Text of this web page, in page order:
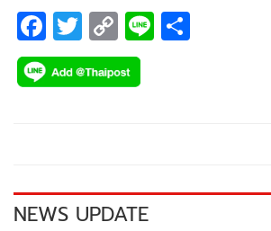
F
ac
e
k
T
wi
tt
C
o
p
k
Li
NEWS UPDATE